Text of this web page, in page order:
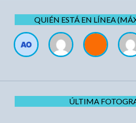
QUIÉN ESTÁ EN LÍNEA
ÚLTIMA